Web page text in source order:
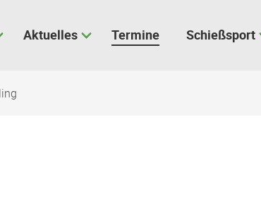
Aktuelles Termine Schießsport